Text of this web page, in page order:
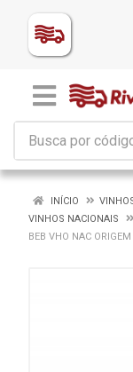
INÍCIO
VINHOS NACIONAIS
BEB VHO NAC